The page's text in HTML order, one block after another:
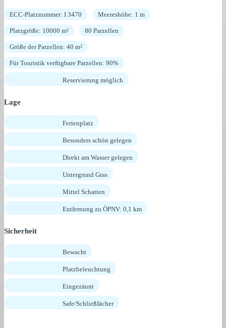
ECC-Platznummer: I 3470 Meereshöhe: 1 m
Platzgröße: 10000 m² 80 Parzellen
Größe der Parzellen: 40 m²
Für Touristik verfügbare Parzellen: 90%
Reservierung möglich
Lage
Ferienplatz
Besonders schön gelegen
Direkt am Wasser gelegen
Untergrund Gras
Mittel Schatten
Entfernung zu ÖPNV: 0,1 km
Sicherheit
Bewacht
Platzbeleuchtung
Eingezäunt
Safe/Schließfächer